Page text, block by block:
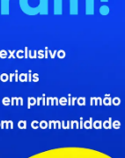
Contato